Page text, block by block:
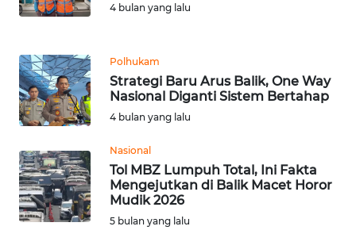
4 bulan yang lalu
Polhukam
Strategi Baru Arus Balik, One Way
Nasional Diganti Sistem Bertahap
4 bulan yang lalu
Nasional
Tol MBZ Lumpuh Total, Ini Fakta
Mengejutkan di Balik Macet Horor
Mudik 2026
5 bulan yang lalu
EDITORIAL
Informasi
INDEKS
BERITA
KONTAK
KAMI
INFO
IKLAN